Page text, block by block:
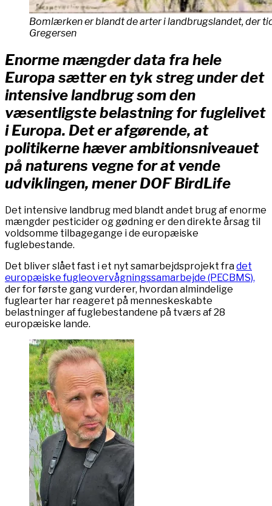
Bomlærken er blandt de arter i landbrugslandet, der
Gregersen
Enorme mængder data fra hele
Europa sætter en tyk streg under det
intensive landbrug som den
væsentligste belastning for fuglelivet
i Europa. Det er afgørende, at
politikerne hæver ambitionsniveauet
på naturens vegne for at vende
udviklingen, mener DOF BirdLife
Det intensive landbrug med blandt andet brug af enorme
mængder pesticider og gødning er den direkte årsag til
voldsomme tilbagegange i de europæiske
fuglebestande.
Det bliver slået fast i et nyt samarbejdsprojekt fradet
europæiske fugleovervågningssamarbejde (PECBMS),
der for første gang vurderer, hvordan almindelige
fuglearter har reageret på menneskeskabte
belastninger af fuglebestandene på tværs af 28
europæiske lande.